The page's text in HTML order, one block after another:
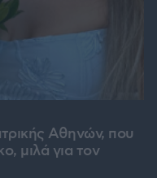
Αθηνών, που
μιλά για τον